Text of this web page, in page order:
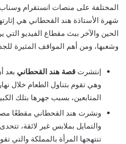
المختلفة على منصات انستقرام
شهرة الأستاذة هند القحطاني هي
الحين والآخر ببث مقطاع الفيديو التي
وشعبها، ومن أهم المواقف المثيرة
إنتشرت قصة هند القحطاني بعد
وهي تقوم بتناول الطعام خلال
المتابعين، بسبب جهرها بتلك
ونشرت هند القحطاني مقطعًا
والتمايل بملابس غير لائقة،
تنتهجها المرأة بالمملكة والتي